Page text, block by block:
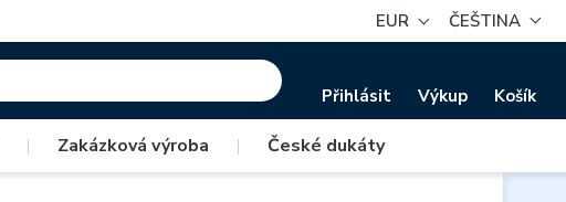
EUR ČEŠTINA
Přihlásit Výkup Košík
| Zakázková výroba | České dukáty